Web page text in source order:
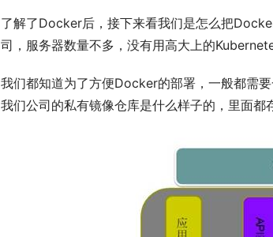
了解了Docker后，接下来看我们是怎么把
司，服务器数量不多，没有用高大上的
我们都知道为了方便Docker的部署，一般都需
我们公司的私有镜像仓库是什么样子的，里面都